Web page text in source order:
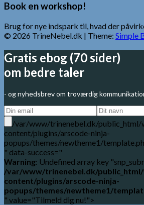
Book en workshop!
Brug for nye indspark til, hvad der
© 2026 TrineNebel.dk | Theme: Simple
Gratis ebog (70 sider)
om bedre taler
- og nyhedsbrev om troværdig
/var/www/trinenebel.dk/public_html/
content/plugins/arscode-ninja-
popups/themes/newtheme1/
" data-success="
Warning: Undefined array key
/var/www/trinenebel.dk/
content/plugins/arscode-ninja-
popups/themes/newtheme1/
" value="Tilmeld dig nu!">